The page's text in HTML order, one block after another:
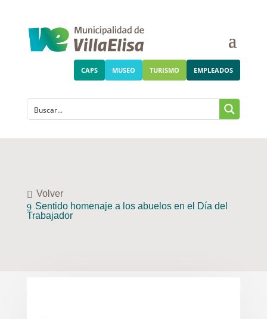
CAPS MUSEO TURISMO EMPLEADOS
Volver
Sentido homenaje a los abuelos en el Día del
Trabajador